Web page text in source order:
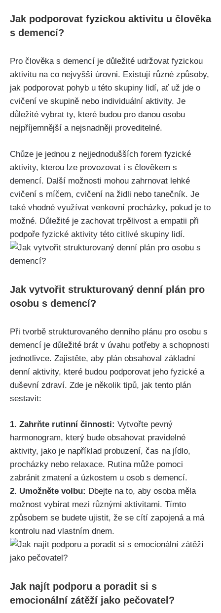
Jak podporovat fyzickou aktivitu u člověka
s demencí?
Pro člověka s demencí je důležité udržovat fyzickou
aktivitu na co nejvyšší úrovni. Existují různé způsoby,
jak podporovat pohyb u této skupiny lidí, ať už jde o
cvičení ve skupině nebo individuální aktivity. Je
důležité vybrat ty, které budou pro danou osobu
nejpříjemnější a nejsnadněji proveditelné.
Chůze je jednou z nejjednodušších forem fyzické
aktivity, kterou lze provozovat i s člověkem s
demencí. Další možnosti mohou zahrnovat lehké
cvičení s míčem, cvičení na židli nebo tanečník. Je
také vhodné využívat venkovní procházky, pokud je to
možné. Důležité je zachovat trpělivost a empatii při
podpoře fyzické aktivity této citlivé skupiny lidí.
Jak vytvořit strukturovaný denní plán pro
osobu s demencí?
Při tvorbě strukturovaného denního plánu pro osobu s
demencí je důležité brát v úvahu potřeby a schopnosti
jednotlivce. Zajistěte, aby plán obsahoval základní
denní aktivity, které budou podporovat jeho fyzické a
duševní zdraví. Zde je několik tipů, jak tento plán
sestavit:
1. Zahrňte rutinní činnosti: Vytvořte pevný
harmonogram, který bude obsahovat pravidelné
aktivity, jako je například probuzení, čas na jídlo,
procházky nebo relaxace. Rutina může pomoci
zabránit zmatení a úzkostem u osob s demencí.
2. Umožněte volbu: Dbejte na to, aby osoba měla
možnost vybírat mezi různými aktivitami. Tímto
způsobem se budete ujistit, že se cítí zapojená a má
kontrolu nad vlastním dnem.
Jak najít podporu a poradit si s
emocionální zátěží jako pečovatel?